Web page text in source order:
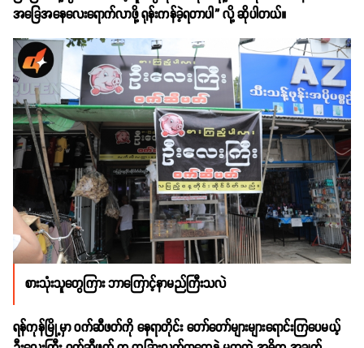
အခြေအနေလေးရောက်လာဖို့ ရုန်းကန်ခဲ့ရတာပါ” လို့ ဆိုပါတယ်။
စားသုံးသူတွေကြား ဘာကြောင့်နာမည်ကြီးသလဲ
ရန်ကုန်မြို့မှာ ဝက်ဆီဖတ်ကို နေရာတိုင်း တော်တော်များများရောင်းကြပေမယ့်